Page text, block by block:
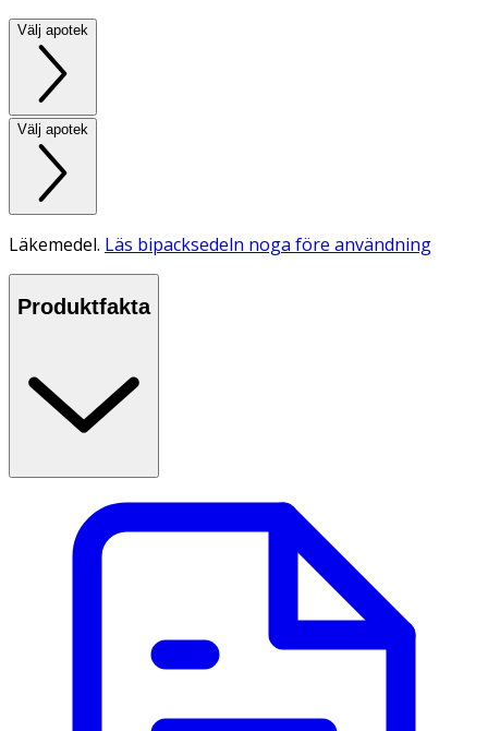
Välj apotek
Välj apotek
Läkemedel. Läs bipacksedeln noga före användning
Produktfakta